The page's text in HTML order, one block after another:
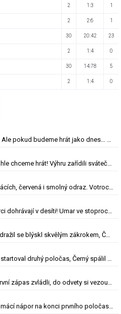
2 1:3 1
2 2:6 1
30 20:42 23
2 1:4 0
30 14:78 5
2 1:4 0
Zadražil po Besiktasi: Štve nás to. Ale pokud budeme hrát jako dnes... Co se stalo u gólu?
Kozlovi vyšla změna formace: Takhle chceme hrát! Výhru zařídili sváteční hlavičkáři
Hradec - Besiktas 0:1. Šance domácích, červená i smolný odraz. Votroci budou dotahovat
ONLINE: Hradec - Besiktas 0:0. Turci dohrávají v desíti! Umar ve stoprocentní šanci selhal
ONLINE: Hradec - Besiktas 0:0. Zadražil se blýskl skvělým zákrokem, Černý nedal tutovku
ONLINE: Hradec - Besiktas 0:0. Odstartoval druhý poločas, Černý spálil obrovskou šanci
Jablonec – RFS 2:0. Severočeši první zápas zvládli, do odvety si vezou nadějný náskok
ONLINE: Hradec - Besiktas 0:0. Domácí nápor na konci prvního poločasu, branka zatím nepadla